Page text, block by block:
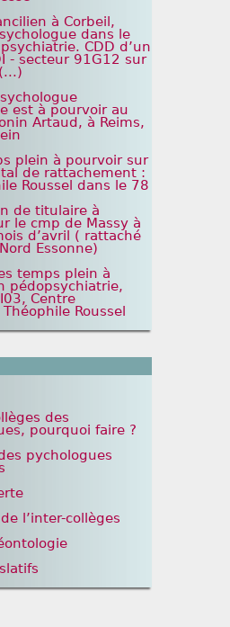
à Corbeil,
dans le
CDD d’un
- secteur 91G12 sur
est à pourvoir au
Artaud, à Reims,
plein à pourvoir sur
de rattachement :
Roussel dans le 78
de titulaire à
le cmp de Massy à
d’avril ( rattaché
Essonne)
temps plein à
pédopsychiatrie,
Centre
Roussel
des
pourquoi faire ?
pychologues
l’inter-collèges